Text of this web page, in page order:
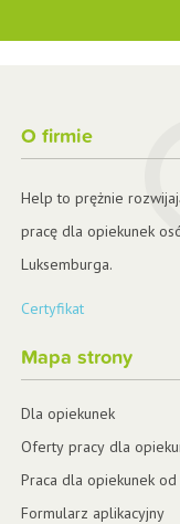
O firmie
Help to prężnie
pracę dla opiekunek
Luksemburga.
Certyfikat
Mapa strony
Dla opiekunek
Oferty pracy dla
Praca dla opiekunek
Formularz aplikacyjny